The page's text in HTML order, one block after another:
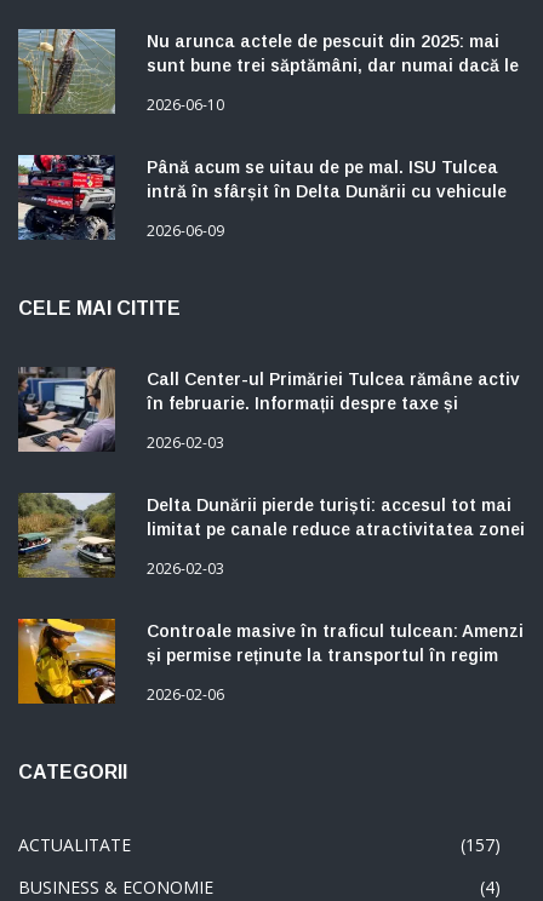
Nu arunca actele de pescuit din 2025: mai
sunt bune trei săptămâni, dar numai dacă le
2026-06-10
Până acum se uitau de pe mal. ISU Tulcea
intră în sfârșit în Delta Dunării cu vehicule
2026-06-09
CELE MAI CITITE
Call Center-ul Primăriei Tulcea rămâne activ
în februarie. Informații despre taxe și
2026-02-03
Delta Dunării pierde turiști: accesul tot mai
limitat pe canale reduce atractivitatea zonei
2026-02-03
Controale masive în traficul tulcean: Amenzi
și permise reținute la transportul în regim
2026-02-06
CATEGORII
ACTUALITATE
(157)
BUSINESS & ECONOMIE
(4)